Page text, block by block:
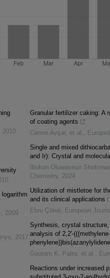
2010
, 2009
, 2017
Granular fertilizer caking: A
of coating agents
Cemre Avşar, et al. ,
Single and mixed
and Ir): Crystal and
Ibukun Oluwaseun
Chemistry, 2024
Utilization of mistletoe for
and its clinical applications
Ebru Çöteli, European
Synthesis, crystal
analysis of 2,2'-
Goutam K. Patra, et al. ,
Reactions under increased